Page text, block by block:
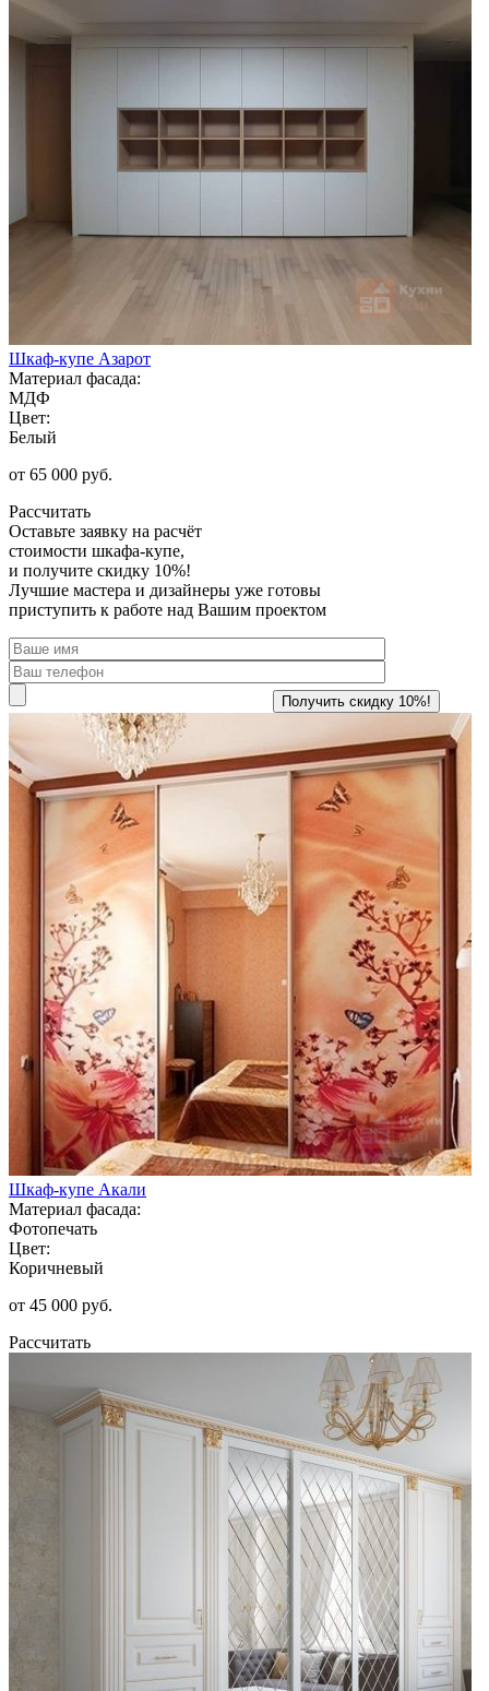
Шкаф-купе Азарот
Материал фасада:
МДФ
Цвет:
Белый
от 65 000 руб.
Рассчитать
Оставьте заявку на расчёт
стоимости шкафа-купе,
и получите скидку 10%!
Лучшие мастера и дизайнеры уже готовы
приступить к работе над Вашим проектом
Шкаф-купе Акали
Материал фасада:
Фотопечать
Цвет:
Коричневый
от 45 000 руб.
Рассчитать